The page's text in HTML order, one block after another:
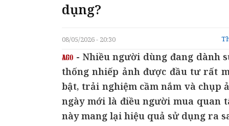
dụng?
08/05/2026 - 20:30
- Nhiều người dùng đang dành
thống nhiếp ảnh được đầu tư rất
bật, trải nghiệm cầm nắm và chụp
ngày mới là điều người mua quan
này mang lại hiệu quả sử dụng ra